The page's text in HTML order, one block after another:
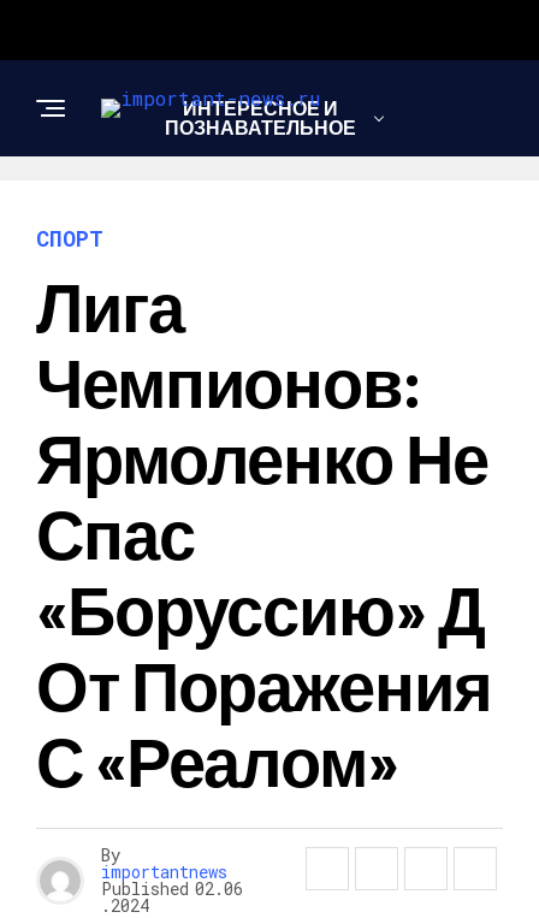
ИНТЕРЕСНОЕ И
ПОЗНАВАТЕЛЬНОЕ
СПОРТ
Лига
Чемпионов:
Ярмоленко Не
Спас
«Боруссию» Д
От Поражения
С «Реалом»
By
importantnews
Published 02.06
.2024